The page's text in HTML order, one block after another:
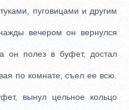
пуговицами и другим
вечером он вернулся
полез в буфет, достал
по комнате, съел ее всю.
вынул цельное кольцо